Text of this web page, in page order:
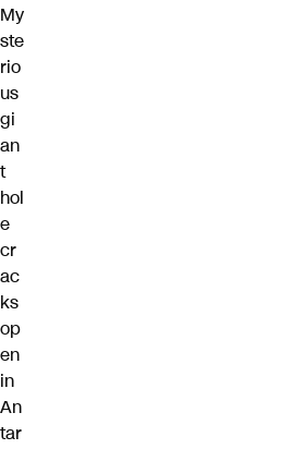
My
ste
rio
us
gi
an
t
hol
e
cr
ac
ks
op
en
in
An
tar